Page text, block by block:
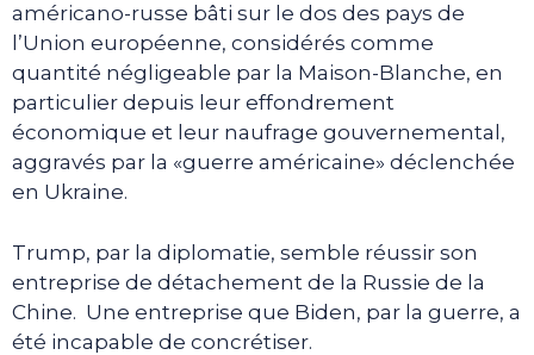
américano-russe bâti sur le dos des pays de
l’Union européenne, considérés comme
quantité négligeable par la Maison-Blanche, en
particulier depuis leur effondrement
économique et leur naufrage gouvernemental,
aggravés par la «guerre américaine» déclenchée
en Ukraine.
Trump, par la diplomatie, semble réussir son
entreprise de détachement de la Russie de la
Chine. Une entreprise que Biden, par la guerre, a
été incapable de concrétiser.